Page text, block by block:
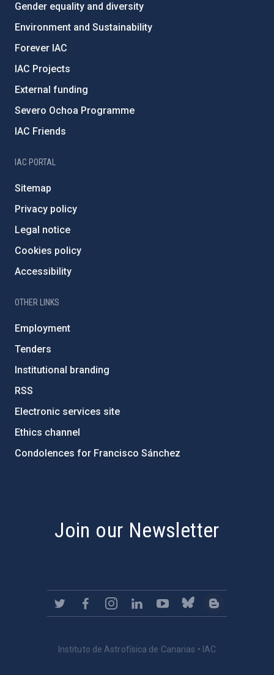
Gender equality and diversity
Environment and Sustainability
Forever IAC
IAC Projects
External funding
Severo Ochoa Programme
IAC Friends
IAC PORTAL
Sitemap
Privacy policy
Legal notice
Cookies policy
Accessibility
OTHER LINKS
Employment
Tenders
Institutional branding
RSS
Electronic services site
Ethics channel
Condolences for Francisco Sánchez
Join our Newsletter
Instituto de Astrofísica de Canarias • IAC